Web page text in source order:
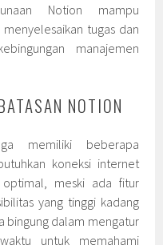
Notion mampu
tugas dan
manajemen
NOTION
memiliki beberapa
koneksi internet
optimal, meski ada fitur
yang tinggi kadang
bingung dalam mengatur
untuk memahami